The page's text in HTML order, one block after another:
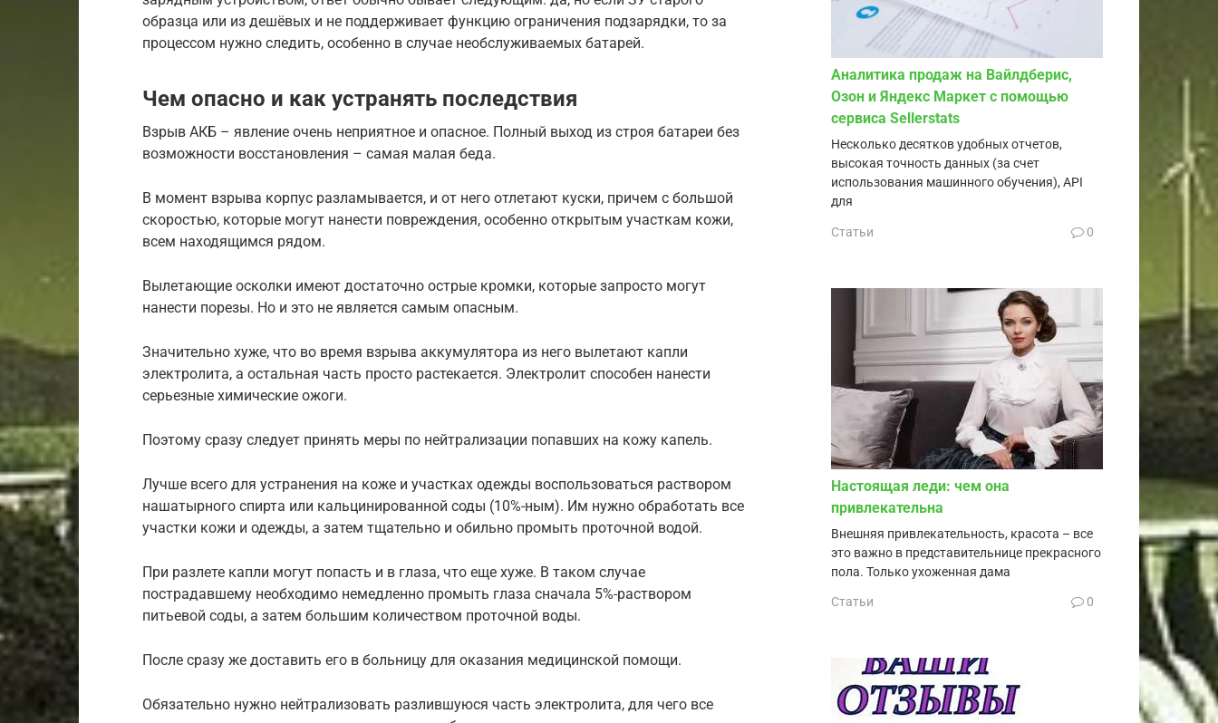
образца или из дешёвых и не поддерживает функцию ограничения подзарядки, то за
процессом нужно следить, особенно в случае необслуживаемых батарей.
Чем опасно и как устранять последствия
Взрыв АКБ – явление очень неприятное и опасное. Полный выход из строя батареи без
возможности восстановления – самая малая беда.
В момент взрыва корпус разламывается, и от него отлетают куски, причем с большой
скоростью, которые могут нанести повреждения, особенно открытым участкам кожи,
всем находящимся рядом.
Вылетающие осколки имеют достаточно острые кромки, которые запросто могут
нанести порезы. Но и это не является самым опасным.
Значительно хуже, что во время взрыва аккумулятора из него вылетают капли
электролита, а остальная часть просто растекается. Электролит способен нанести
серьезные химические ожоги.
Поэтому сразу следует принять меры по нейтрализации попавших на кожу капель.
Лучше всего для устранения на коже и участках одежды воспользоваться раствором
нашатырного спирта или кальцинированной соды (10%-ным). Им нужно обработать все
участки кожи и одежды, а затем тщательно и обильно промыть проточной водой.
При разлете капли могут попасть и в глаза, что еще хуже. В таком случае
пострадавшему необходимо немедленно промыть глаза сначала 5%-раствором
питьевой соды, а затем большим количеством проточной воды.
После сразу же доставить его в больницу для оказания медицинской помощи.
Обязательно нужно нейтрализовать разлившуюся часть электролита, для чего все
Аналитика продаж на Вайлдберис,
Озон и Яндекс Маркет с помощью
сервиса Sellerstats
Несколько десятков удобных отчетов,
высокая точность данных (за счет
использования машинного обучения), API
для
Статьи 0
Настоящая леди: чем она
привлекательна
Внешняя привлекательность, красота – все
это важно в представительнице прекрасного
пола. Только ухоженная дама
Статьи 0